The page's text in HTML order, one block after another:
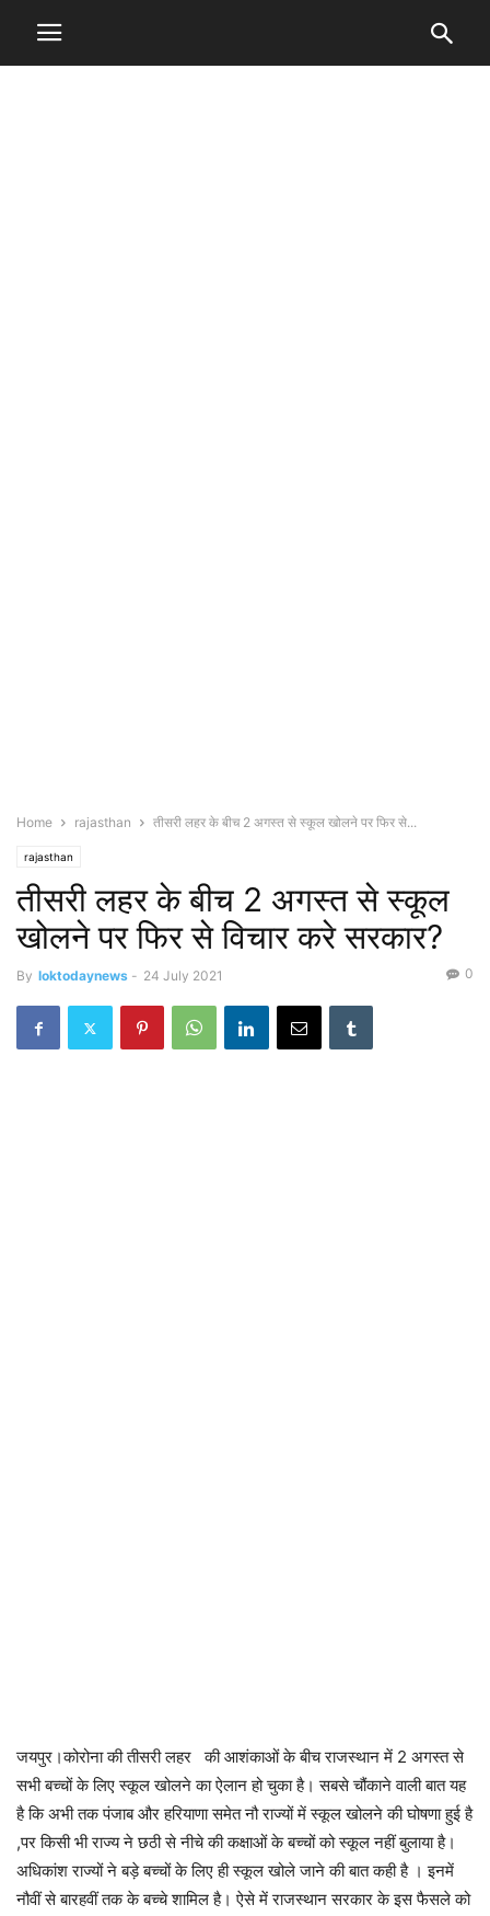
Home rajasthan तीसरी लहर के बीच 2 अगस्त से स्कूल खोलने पर फिर से...
rajasthan
तीसरी लहर के बीच 2 अगस्त से स्कूल
खोलने पर फिर से विचार करे सरकार?
By loktodaynews - 24 July 2021 0
जयपुर।कोरोना की तीसरी लहर की आशंकाओं के बीच राजस्थान में 2 अगस्त से
सभी बच्चों के लिए स्कूल खोलने का ऐलान हो चुका है। सबसे चौंकाने वाली बात यह
है कि अभी तक पंजाब और हरियाणा समेत नौ राज्यों में स्कूल खोलने की घोषणा हुई है
,पर किसी भी राज्य ने छठी से नीचे की कक्षाओं के बच्चों को स्कूल नहीं बुलाया है।
अधिकांश राज्यों ने बड़े बच्चों के लिए ही स्कूल खोले जाने की बात कही है । इनमें
नौवीं से बारहवीं तक के बच्चे शामिल है। ऐसे में राजस्थान सरकार के इस फैसले को